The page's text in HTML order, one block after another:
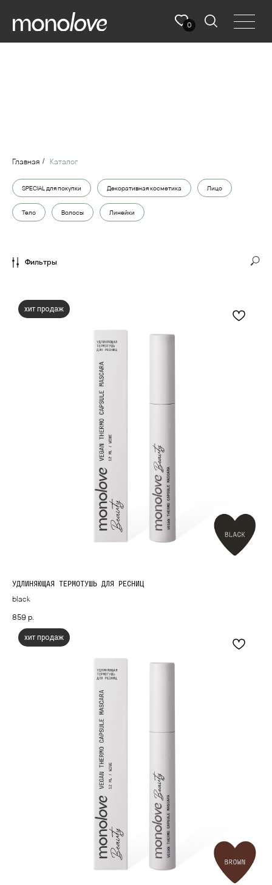
Главная / Каталог
SPECIAL для покупки Декоративная косметика Лицо
Тело Волосы Линейки
Фильтры
хит продаж
УДЛИНЯЮЩАЯ ТЕРМОТУШЬ ДЛЯ РЕСНИЦ
black
859р.
хит продаж